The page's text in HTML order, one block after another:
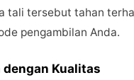
tali tersebut tahan
pengambilan Anda.
dengan Kualitas